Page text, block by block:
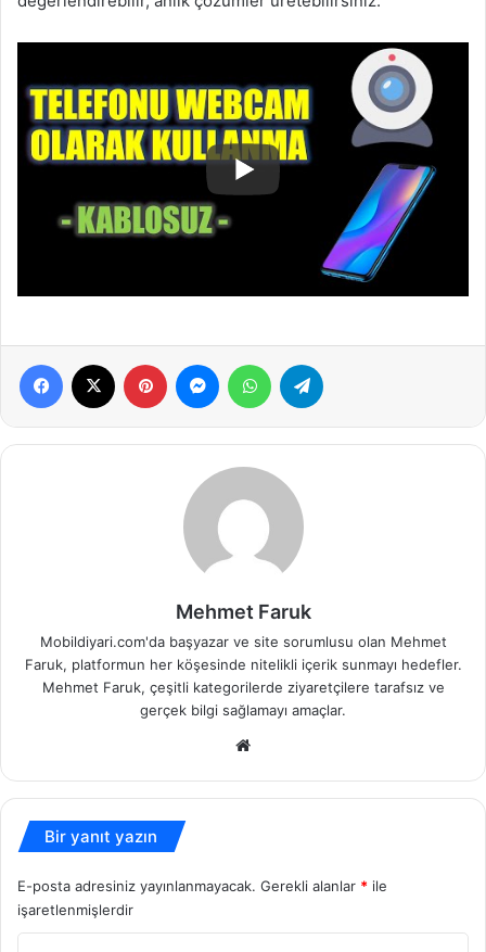
Facebook Pinterest MessengerWhatsApp
Mehmet Faruk
Mobildiyari.com'da başyazar ve site sorumlusu olan Mehmet
Faruk, platformun her köşesinde nitelikli içerik sunmayı hedefler.
Mehmet Faruk, çeşitli kategorilerde ziyaretçilere tarafsız ve
gerçek bilgi sağlamayı amaçlar.
Bir yanıt yazın
E-posta adresiniz yayınlanmayacak. Gerekli alanlar * ile
işaretlenmişlerdir